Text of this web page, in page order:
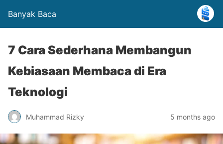
Banyak Baca
7 Cara Sederhana Membangun
Kebiasaan Membaca di Era
Teknologi
Muhammad Rizky 5 months ago